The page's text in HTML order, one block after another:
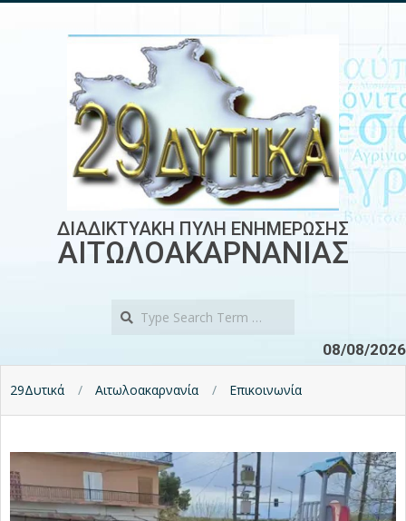
ΔΙΑΔΙΚΤΥΑΚΗ ΠΥΛΗ ΕΝΗΜΕΡΩΣΗΣ
ΑΙΤΩΛΟΑΚΑΡΝΑΝΙΑΣ
08/08/2026
29Δυτικά Αιτωλοακαρνανία Επικοινωνία